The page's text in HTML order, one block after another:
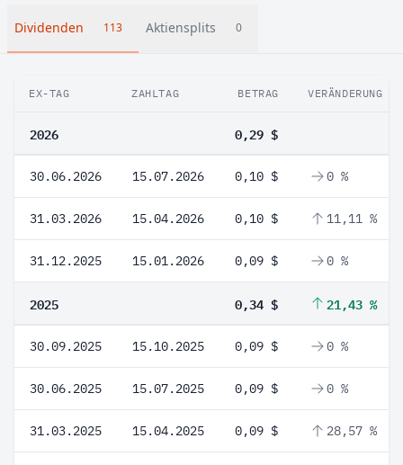
Dividenden 113 Aktiensplits 0
EX-TAG ZAHLTAG BETRAG VERÄNDERUNG
2026 0,29 $
30.06.2026 15.07.2026 0,10 $ 0 %
31.03.2026 15.04.2026 0,10 $ 11,11 %
31.12.2025 15.01.2026 0,09 $ 0 %
2025 0,34 $ 21,43 %
30.09.2025 15.10.2025 0,09 $ 0 %
30.06.2025 15.07.2025 0,09 $ 0 %
31.03.2025 15.04.2025 0,09 $ 28,57 %